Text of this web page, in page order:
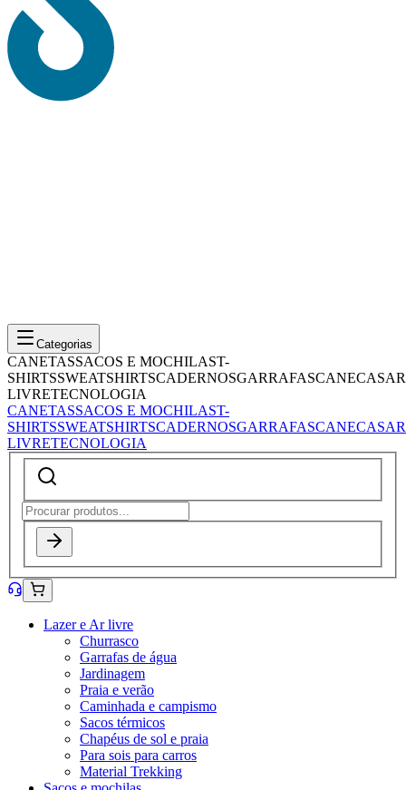
Categorias
CANETASSACOS E MOCHILAST-
SHIRTSSWEATSHIRTSCADERNOSGARRAFASCANECASAR
LIVRETECNOLOGIA
CANETASSACOS E MOCHILAST-
SHIRTSSWEATSHIRTSCADERNOSGARRAFASCANECASAR
LIVRETECNOLOGIA
Lazer e Ar livre
Churrasco
Garrafas de água
Jardinagem
Praia e verão
Caminhada e campismo
Sacos térmicos
Chapéus de sol e praia
Para sois para carros
Material Trekking